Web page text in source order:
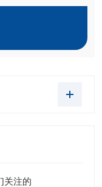
关注的